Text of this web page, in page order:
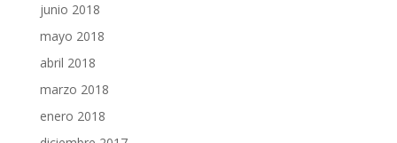
junio 2018
mayo 2018
abril 2018
marzo 2018
enero 2018